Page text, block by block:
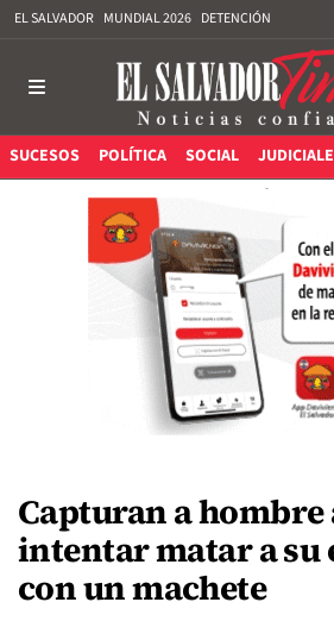
EL SALVADOR MUNDIAL 2026 DETENCIÓN
SUCESOS POLÍTICA SOCIAL
Capturan a hombre
intentar matar a su
con un machete